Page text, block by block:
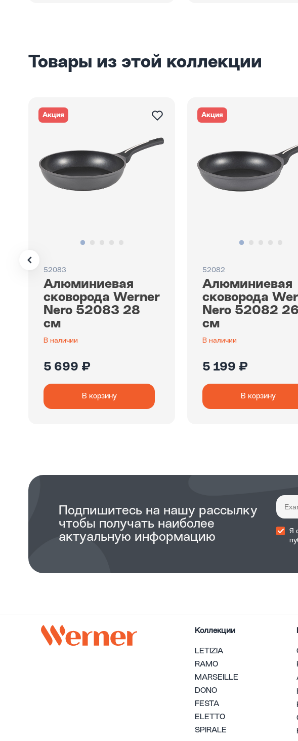
Товары из этой коллекции
Акция
52083
Алюминиевая
сковорода Werner
Nero 52083 28
см
В наличии
5 699 ₽
В корзину
Акция
52082
Алюминиевая
сковорода
Nero 52082 26
см
В наличии
5 199 ₽
В корзину
Подпишитесь на нашу рассылку
чтобы получать наиболее
актуальную информацию
Я
Коллекции
LETIZIA
RAMO
MARSEILLE
DONO
FESTA
ELETTO
SPIRALE